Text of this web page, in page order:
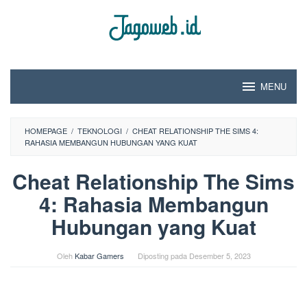
MENU
HOMEPAGE / TEKNOLOGI / CHEAT RELATIONSHIP THE SIMS 4:
RAHASIA MEMBANGUN HUBUNGAN YANG KUAT
Cheat Relationship The Sims
4: Rahasia Membangun
Hubungan yang Kuat
OlehKabar Gamers Diposting pada Desember 5, 2023